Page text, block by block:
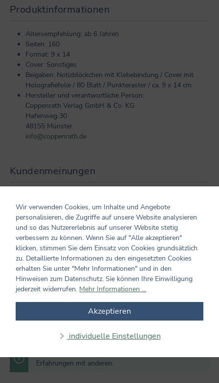
Produktinformationen
Altersempfehlung: ab 6 Jahren
Seiten: 160
Format: 9 x 14
Cover: Sonstiges
Beigaben: Notizblöckchen mit Klebebindung / Cover mit
Holografiefolie / 80 Blatt / Punkteraster / ca. 9 x 14 cm
Hersteller und verantwortliche Person:
Coppenrath Verlag GmbH & Co. KG
Hafenweg 30
48155 Münster
info@coppenrath.de
Kundenmeinungen
Durchschnittliche Bewertung von 0 von 5 Sternen
Bewerten Sie dieses Produkt!
Teilen Sie Ihre Erfahrungen mit dem Produkt mit anderen
Kunden. Ihre Bewertung darf sich ausschließlich auf Produkte
aus verifizierten Käufen beziehen. Diesen Zusammenhang stellen
wir sicher, indem Bewertungen nur mit einem vorhandenen
Kundenkonto möglich sind.
Bewertungen nur in der aktuellen Sprache anzeigen.
Erfahrungen mit anderen.
Wir verwenden Cookies, um Inhalte und Angebote
personalisieren, die Zugriffe auf unsere Website analysieren
und so das Nutzererlebnis auf unserer Website stetig
verbessern zu können. Wenn Sie auf "Alle akzeptieren"
klicken, stimmen Sie dem Einsatz von Cookies grundsätzlich
zu. Detaillierte Informationen zu den eingesetzten Cookies
erhalten Sie unter "Mehr Informationen" und in den
Hinweisen zum Datenschutz. Sie können Ihre Einwilligung
jederzeit widerrufen. Mehr Informationen ...
Akzeptieren
individuelle Einstellungen